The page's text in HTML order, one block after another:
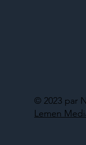
© 2023 par
Lemen